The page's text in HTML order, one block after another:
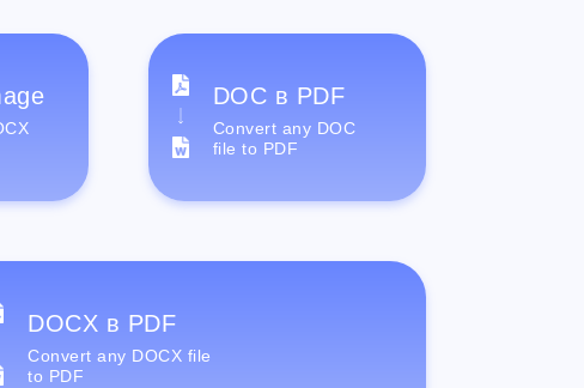
DOC в PDF
Convert any DOC
file to PDF
DOCX в PDF
Convert any DOCX file
to PDF